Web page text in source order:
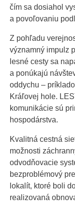
čím sa dosiahol
a povoľovaniu
Z pohľadu
významný impulz
lesné cesty sa
a ponúkajú
oddychu –
Kráľovej hole.
komunikácie sú
hospodárstva.
Kvalitná cestná
možnosti
odvodňovacie
bezproblémový
lokalít, ktoré boli
realizovaná